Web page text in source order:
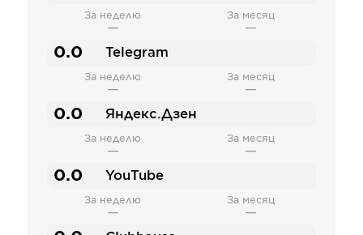
За неделю
—
За месяц
—
0.0 Telegram
За неделю
—
За месяц
—
0.0 Яндекс.Дзен
За неделю
—
За месяц
—
0.0 YouTube
За неделю
—
За месяц
—